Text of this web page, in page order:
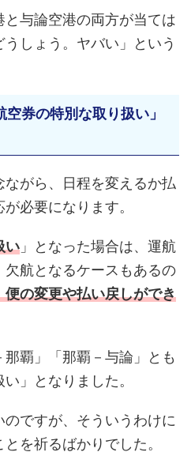
与論空港の両方が当ては
しょう。ヤバい」という
券の特別な取り扱い」
ながら、日程を変えるか払
必要になります。
い 」となった場合は、運航
航となるケースもあるの
の変更や払い戻しができ
覇」「那覇－与論」とも
」となりました。
ですが、そういうわけに
を祈るばかりでした。